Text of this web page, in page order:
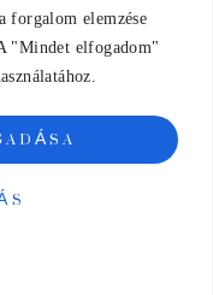
forgalom elemzése
"Mindet elfogadom"